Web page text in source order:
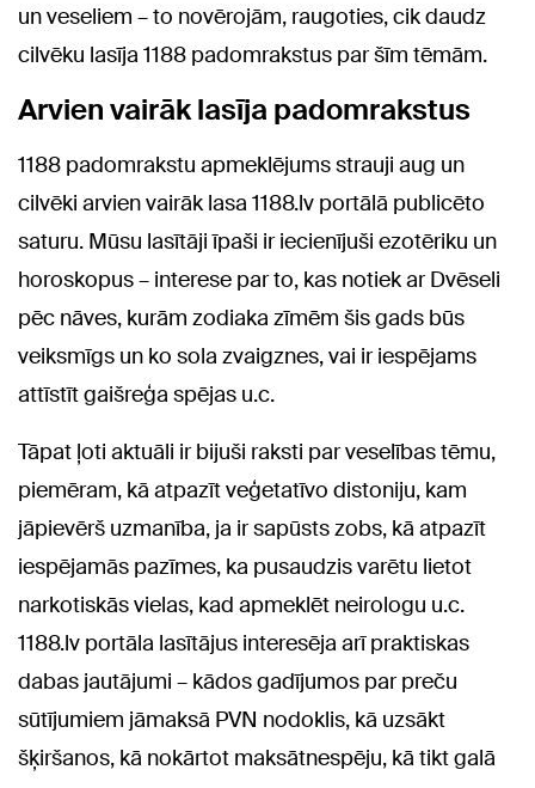
un veseliem – to novērojām, raugoties, cik daudz
cilvēku lasīja 1188 padomrakstus par šīm tēmām.
Arvien vairāk lasīja padomrakstus
1188 padomrakstu apmeklējums strauji aug un
cilvēki arvien vairāk lasa 1188.lv portālā publicēto
saturu. Mūsu lasītāji īpaši ir iecienījuši ezotēriku un
horoskopus – interese par to, kas notiek ar Dvēseli
pēc nāves, kurām zodiaka zīmēm šis gads būs
veiksmīgs un ko sola zvaigznes, vai ir iespējams
attīstīt gaišreģa spējas u.c.
Tāpat ļoti aktuāli ir bijuši raksti par veselības tēmu,
piemēram, kā atpazīt veģetatīvo distoniju, kam
jāpievērš uzmanība, ja ir sapūsts zobs, kā atpazīt
iespējamās pazīmes, ka pusaudzis varētu lietot
narkotiskās vielas, kad apmeklēt neirologu u.c.
1188.lv portāla lasītājus interesēja arī praktiskas
dabas jautājumi – kādos gadījumos par preču
sūtījumiem jāmaksā PVN nodoklis, kā uzsākt
šķiršanos, kā nokārtot maksātnespēju, kā tikt galā